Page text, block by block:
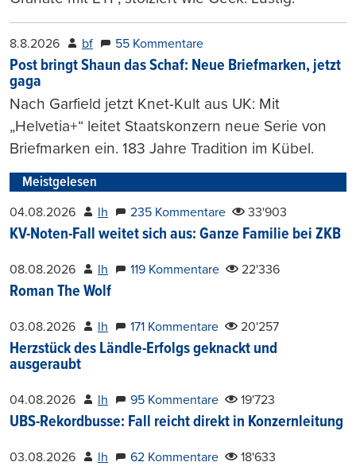
8.8.2026 bf 55 Kommentare
Post bringt Shaun das Schaf: Neue Briefmarken, jetzt
gaga
Nach Garfield jetzt Knet-Kult aus UK: Mit
„Helvetia+“ leitet Staatskonzern neue Serie von
Briefmarken ein. 183 Jahre Tradition im Kübel.
Meistgelesen
04.08.2026 lh 235 Kommentare 33'903
KV-Noten-Fall weitet sich aus: Ganze Familie bei ZKB
08.08.2026 lh 119 Kommentare 22'336
Roman The Wolf
03.08.2026 lh 171 Kommentare 20'257
Herzstück des Ländle-Erfolgs geknackt und
ausgeraubt
04.08.2026 lh 95 Kommentare 19'723
UBS-Rekordbusse: Fall reicht direkt in Konzernleitung
03.08.2026 lh 62 Kommentare 18'633